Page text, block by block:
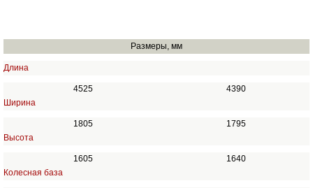
Размеры, мм
Длина
4525
4390
Ширина
1805
1795
Высота
1605
1640
Колесная база